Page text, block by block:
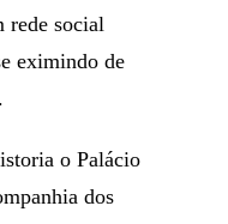
rede social
eximindo de
o Palácio
dos